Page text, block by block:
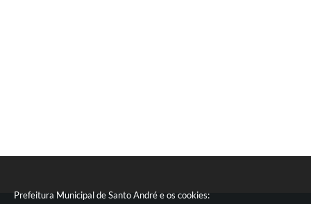
Prefeitura Municipal de Santo André e os cookies: